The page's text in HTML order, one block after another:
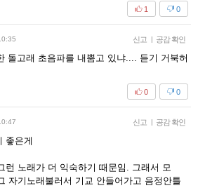
0
1
신고 공감 확인
돌고래 초음파를 내뿜고 있냐.... 듣기 거북허
0
0
신고 공감 확인
좋은게
런 노래가 더 익숙하기 때문임. 그래서 모
자기노래불러서 기교 안들어가고 음정안틀